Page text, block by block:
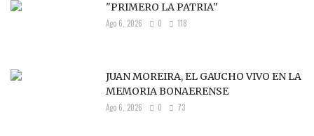
"PRIMERO LA PATRIA"
Ago 6, 2026 0 118
JUAN MOREIRA, EL GAUCHO VIVO EN LA
MEMORIA BONAERENSE
Ago 6, 2026 0 73